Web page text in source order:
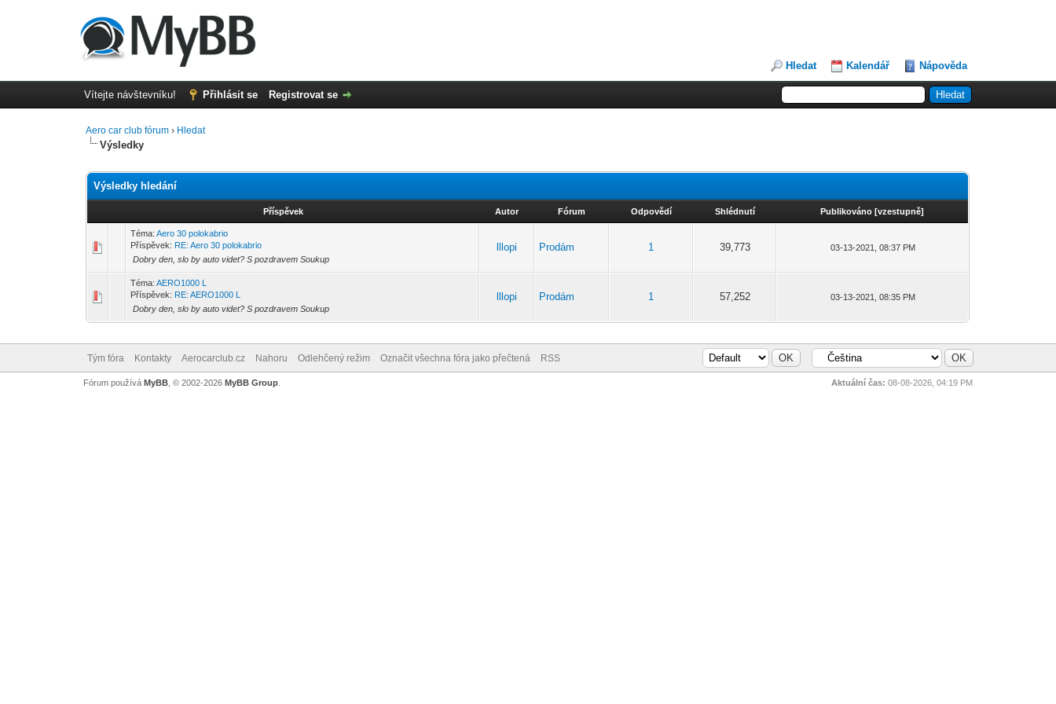
Hledat Kalendář Nápověda
Vítejte návštevníku! Přihlásit se Registrovat se
Aero car club fórum › Hledat
Výsledky
Výsledky hledání
Příspěvek Autor Fórum Odpovědí Shlédnutí Publikováno [vzestupně]
Téma:Aero 30 polokabrio
Příspěvek: RE: Aero 30 polokabrio
Dobry den, slo by auto videt? S pozdravem Soukup
lllopi Prodám 1 39,773 03-13-2021, 08:37 PM
Téma:AERO1000 L
Příspěvek: RE: AERO1000 L
Dobry den, slo by auto videt? S pozdravem Soukup
lllopi Prodám 1 57,252 03-13-2021, 08:35 PM
Tým fóra Kontakty Aerocarclub.cz Nahoru Odlehčený režim Označit všechna fóra jako přečtená RSS
Aktuální čas: 08-08-2026, 04:19 PM
Fórum používá MyBB, © 2002-2026 MyBB Group.